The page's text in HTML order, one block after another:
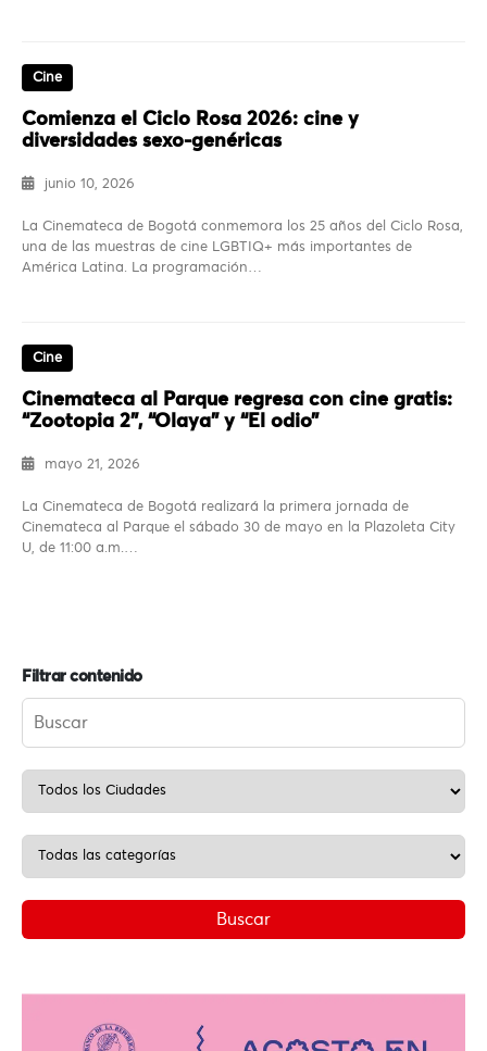
Cine
Comienza el Ciclo Rosa 2026: cine y
diversidades sexo-genéricas
junio 10, 2026
La Cinemateca de Bogotá conmemora los 25 años del Ciclo Rosa,
una de las muestras de cine LGBTIQ+ más importantes de
América Latina. La programación…
Cine
Cinemateca al Parque regresa con cine gratis:
“Zootopia 2”, “Olaya” y “El odio”
mayo 21, 2026
La Cinemateca de Bogotá realizará la primera jornada de
Cinemateca al Parque el sábado 30 de mayo en la Plazoleta City
U, de 11:00 a.m.…
Filtrar contenido